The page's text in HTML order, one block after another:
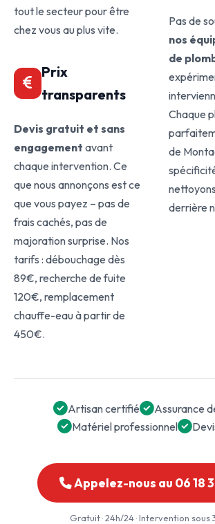
tout le secteur pour être
chez vous au plus vite.
Prix
transparents
Devis gratuit et sans
engagement avant
chaque intervention. Ce
que nous annonçons est ce
que vous payez – pas de
frais cachés, pas de
majoration surprise. Nos
tarifs : débouchage dès
89€, recherche de fuite
120€, remplacement
chauffe-eau à partir de
450€.
Pas de
nos
de
Chaque
de
derrière
Artisan certifié
Assurance
Matériel professionnel
Appelez-nous au 06 18
Gratuit · 24h/24 · Intervention sous